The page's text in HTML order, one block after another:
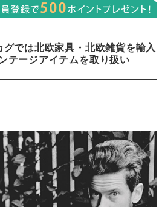
では北欧家具・北欧雑貨を輸入
テージアイテムを取り扱い